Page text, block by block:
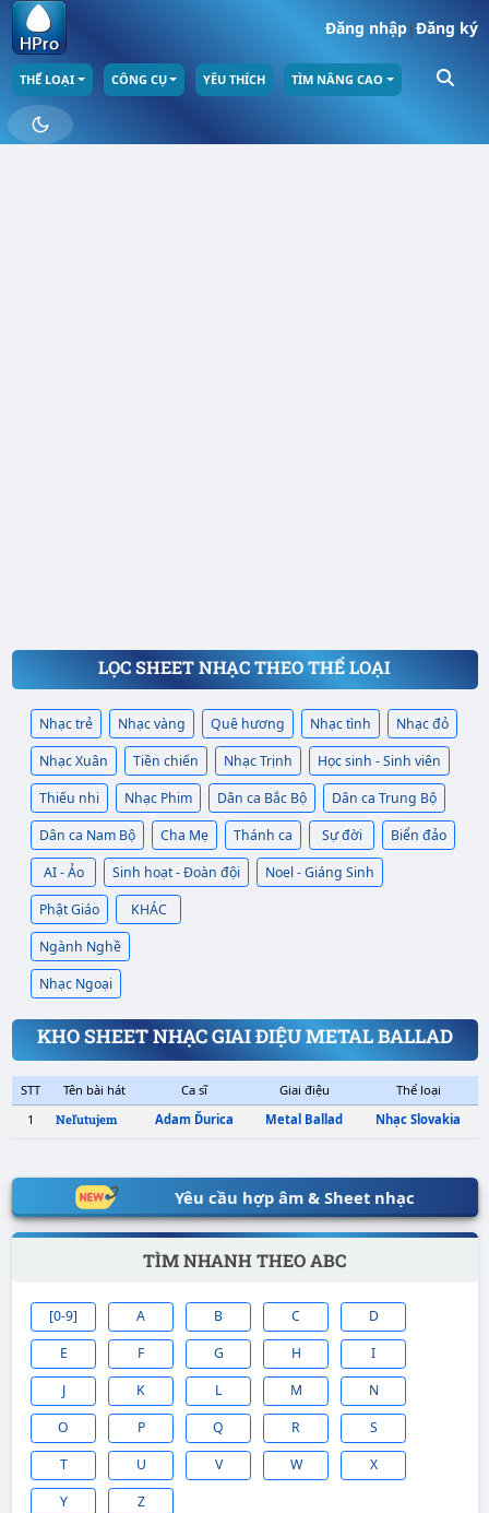
Đăng nhập|Đăng ký
THỂ LOẠI CÔNG CỤ YÊU THÍCH TÌM NÂNG CAO
LỌC SHEET NHẠC THEO THỂ LOẠI
Nhạc trẻ Nhạc vàng Quê hương Nhạc tình
Nhạc đỏ
Nhạc Xuân
Tiền chiến Nhạc Trịnh
Học sinh - Sinh viên
Thiếu nhi
Nhạc Phim Dân ca Bắc Bộ
Dân ca Trung Bộ
Dân ca Nam Bộ
Cha Mẹ Thánh ca Sự đời
Biển đảo
AI - Ảo
Sinh hoạt - Đoàn đội
Noel - Giáng Sinh
Phật Giáo
KHÁC
Ngành Nghề
Nhạc Ngoại
KHO SHEET NHẠC GIAI ĐIỆU METAL BALLAD
STT Tên bài hát Ca sĩ
Giai điệu
Neľutujem Adam Ďurica Metal Ballad
Yêu cầu hợp âm & Sheet nhạc
TÌM NHANH THEO ABC
[0-9] A B C
D
E
F G H
I
J
K L M
N
O
P Q R
S
T
U V W
X
Y
Z